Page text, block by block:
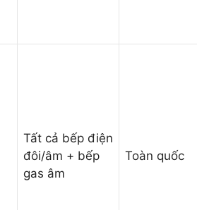
Tất cả bếp điện
đôi/âm + bếp
gas âm
Toàn quốc